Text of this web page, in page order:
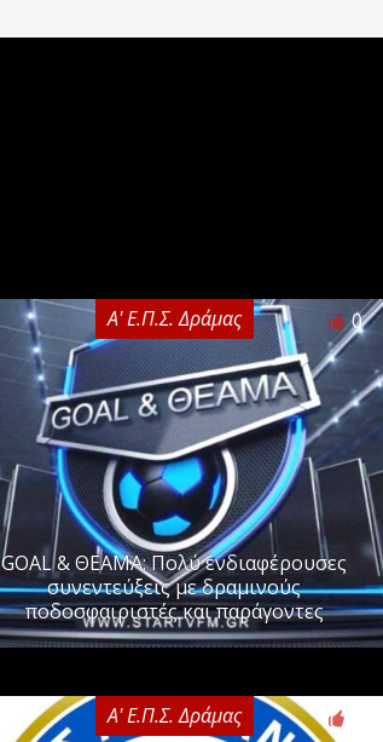
Α' Ε.Π.Σ. Δράμας 0
GOAL & ΘΕΑΜΑ: Πολύ ενδιαφέρουσες
συνεντεύξεις με δραμινούς
ποδοσφαιριστές και παράγοντες
Α' Ε.Π.Σ. Δράμας